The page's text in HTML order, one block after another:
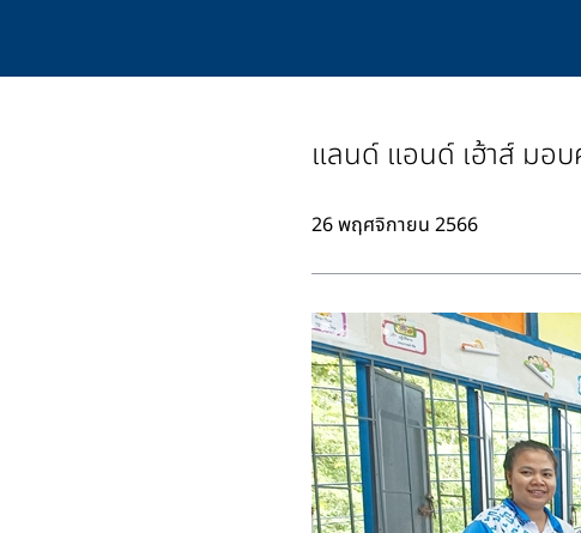
แลนด์ แอนด์ เฮ้าส์ มอ
26 พฤศจิกายน 2566